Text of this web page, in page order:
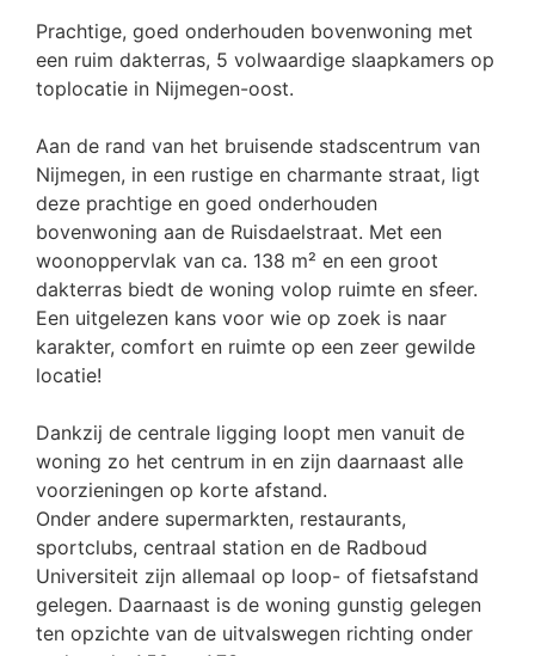
Prachtige, goed onderhouden bovenwoning met
een ruim dakterras, 5 volwaardige slaapkamers op
toplocatie in Nijmegen-oost.
Aan de rand van het bruisende stadscentrum van
Nijmegen, in een rustige en charmante straat, ligt
deze prachtige en goed onderhouden
bovenwoning aan de Ruisdaelstraat. Met een
woonoppervlak van ca. 138 m² en een groot
dakterras biedt de woning volop ruimte en sfeer.
Een uitgelezen kans voor wie op zoek is naar
karakter, comfort en ruimte op een zeer gewilde
locatie!
Dankzij de centrale ligging loopt men vanuit de
woning zo het centrum in en zijn daarnaast alle
voorzieningen op korte afstand.
Onder andere supermarkten, restaurants,
sportclubs, centraal station en de Radboud
Universiteit zijn allemaal op loop- of fietsafstand
gelegen. Daarnaast is de woning gunstig gelegen
ten opzichte van de uitvalswegen richting onder